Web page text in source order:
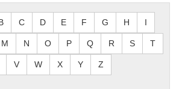
C D E F G H I
M N O P Q R S T
V W X Y Z